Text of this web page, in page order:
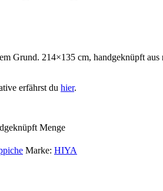
Grund. 214×135 cm, handgeknüpft
erfährst du hier.
Menge
Marke: HIYA